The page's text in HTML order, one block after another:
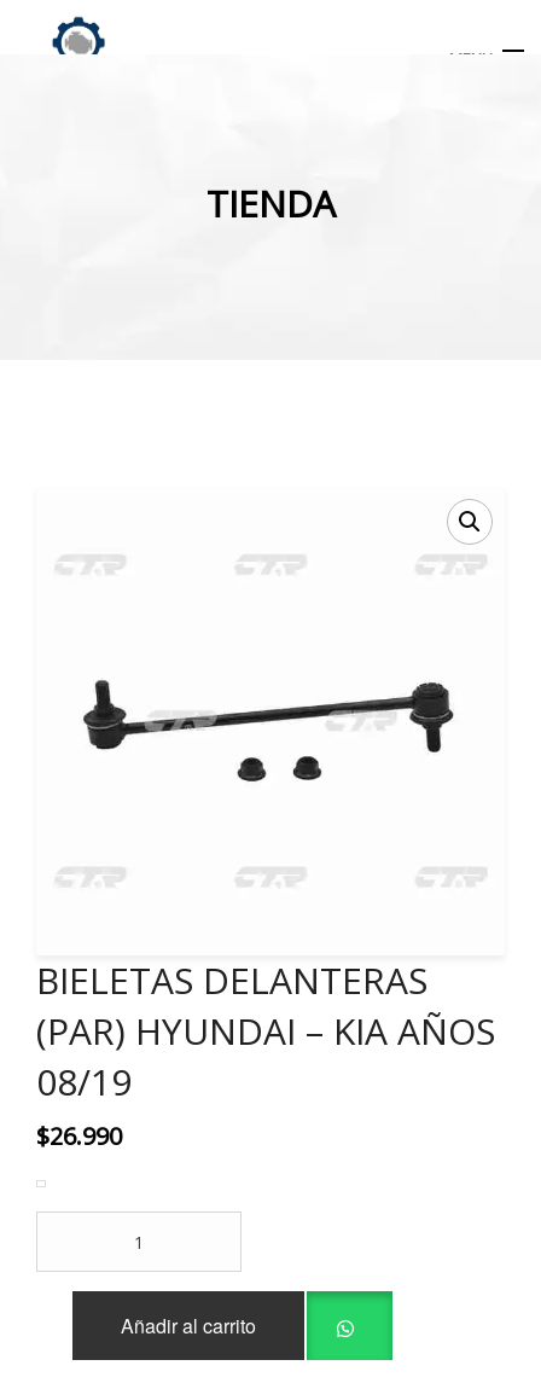
MENU
TIENDA
BIELETAS DELANTERAS
(PAR) HYUNDAI – KIA AÑOS
08/19
$26.990
DELANTERAS
(PAR)
Añadir al carrito